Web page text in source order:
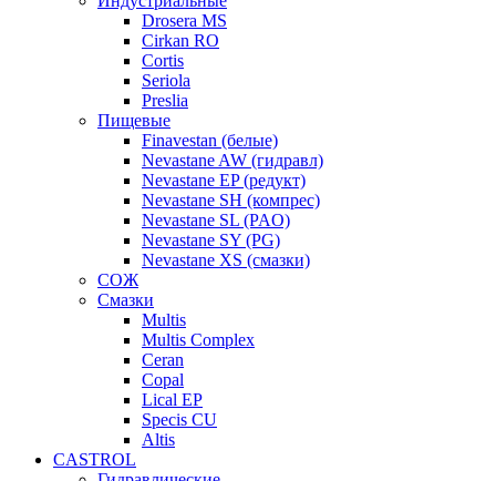
Drosera MS
Cirkan RO
Cortis
Seriola
Preslia
Пищевые
Finavestan (белые)
Nevastane AW (гидравл)
Nevastane EP (редукт)
Nevastane SH (компрес)
Nevastane SL (PAO)
Nevastane SY (PG)
Nevastane XS (смазки)
СОЖ
Смазки
Multis
Multis Complex
Ceran
Copal
Lical EP
Specis CU
Altis
CASTROL